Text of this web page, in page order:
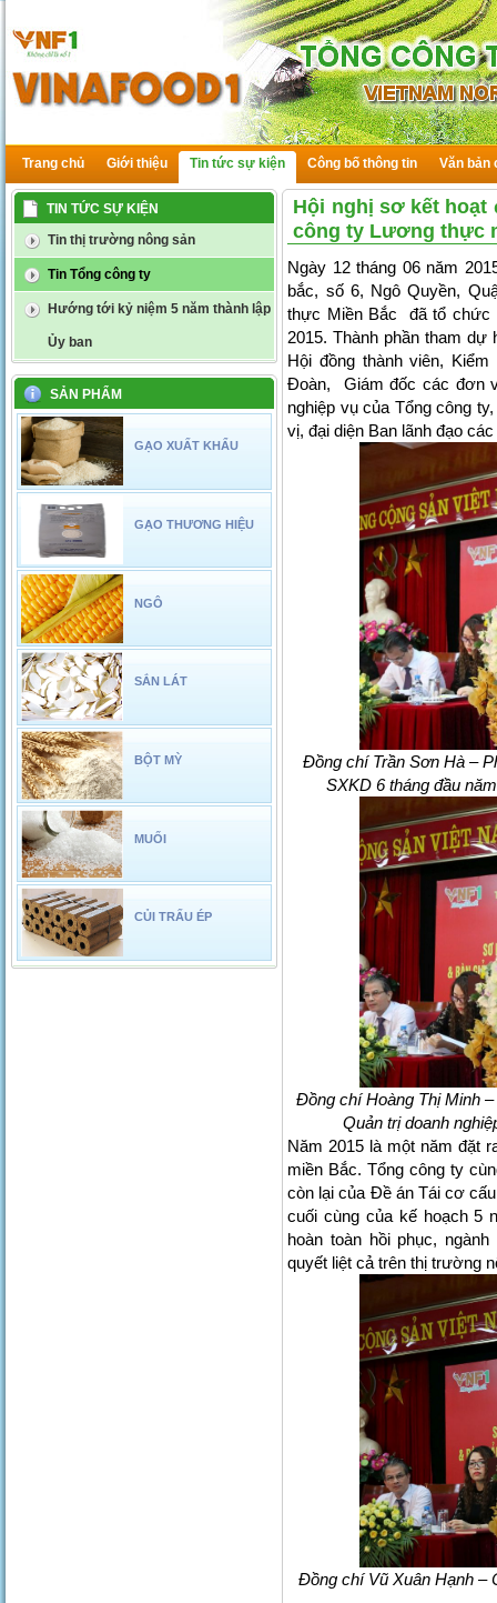
Trang chủ Giới thiệu Tin tức sự kiện Công bố thông tin Văn bản
TIN TỨC SỰ KIỆN
Tin thị trường nông sản
Tin Tổng công ty
Hướng tới kỷ niệm 5 năm thành lập
Ủy ban
SẢN PHẨM
GẠO XUẤT KHẨU
GẠO THƯƠNG HIỆU
NGÔ
SẮN LÁT
BỘT MỲ
MUỐI
CỦI TRẤU ÉP
Hội nghị sơ kết hoạt
công ty Lương thực
Ngày 12 tháng 06 năm
bắc, số 6, Ngô Quyền,
thực Miền Bắc đã tổ chức
2015. Thành phần tham
Hội đồng thành viên,
Đoàn, Giám đốc các đơn
nghiệp vụ của Tổng công
vị, đại diện Ban lãnh đạo
Đồng chí Trần Sơn Hà –
SXKD 6 tháng đầu
Đồng chí Hoàng Thị Minh
Quản trị doanh
Năm 2015 là một năm đặt
miền Bắc. Tổng công ty
còn lại của Đề án Tái cơ
cuối cùng của kế hoạch 5
hoàn toàn hồi phục,
quyết liệt cả trên thị trường
Đồng chí Vũ Xuân Hạnh –